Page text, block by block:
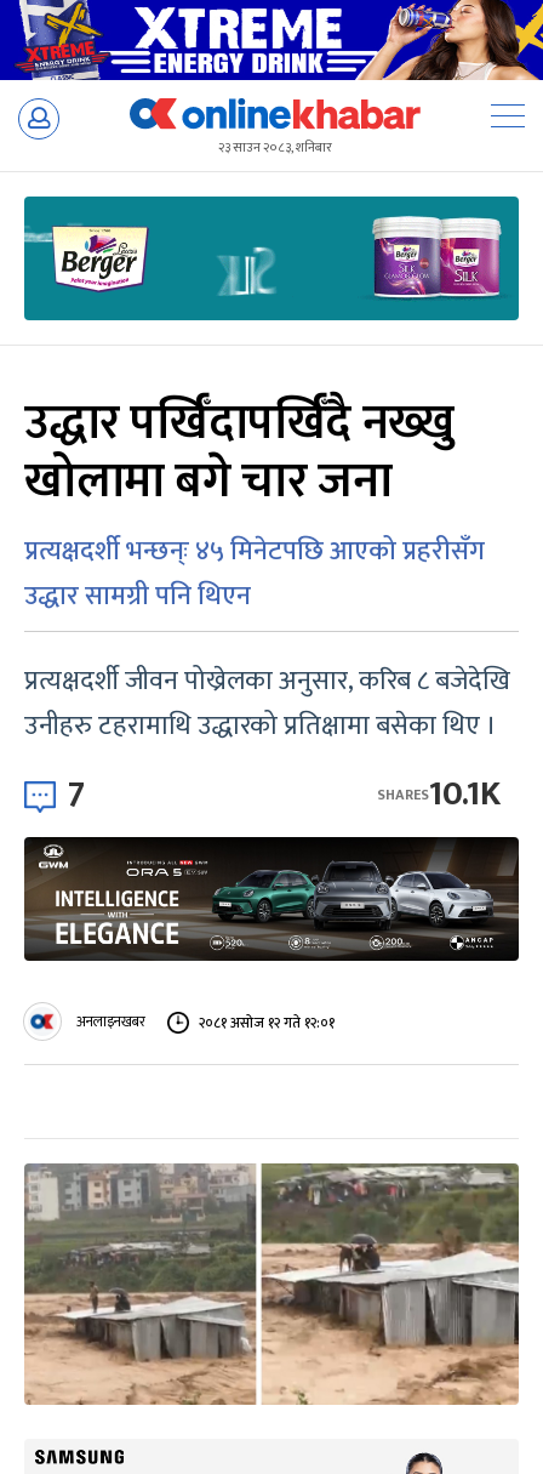
Skip
२३ साउन २०८३, शनिबार
उद्धार पर्खिँदापर्खिँदै नख्खु
खोलामा बगे चार जना
प्रत्यक्षदर्शी भन्छन्ः ४५ मिनेटपछि आएको प्रहरीसँग
उद्धार सामग्री पनि थिएन
प्रत्यक्षदर्शी जीवन पोख्रेलका अनुसार, करिब ८ बजेदेखि
उनीहरु टहरामाथि उद्धारको प्रतिक्षामा बसेका थिए ।
7 10.1K
SHARES
अनलाइनखबर २०८१ असोज १२ गते १२:०१